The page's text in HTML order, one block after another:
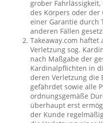
grober
des Körpers oder der
einer Garantie durch
anderen Fällen
Takeaway.com
Verletzung sog.
nach Maßgabe der
Kardinalpflichten in
deren Verletzung die
gefährdet sowie alle
ordnungsgemäße
überhaupt erst
der Kunde